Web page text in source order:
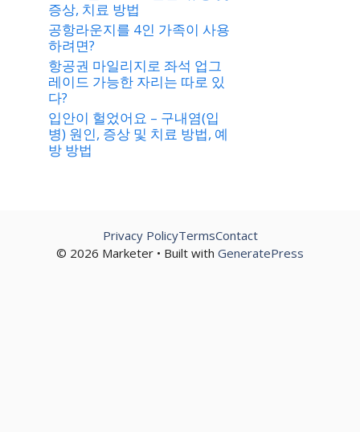
증상, 치료 방법
공항라운지를 4인 가족이 사용
하려면?
항공권 마일리지로 좌석 업그
레이드 가능한 자리는 따로 있
다?
입안이 헐었어요 – 구내염(입
병) 원인, 증상 및 치료 방법, 예
방 방법
© 2026 Marketer • Built with GeneratePress
Privacy PolicyTermsContact